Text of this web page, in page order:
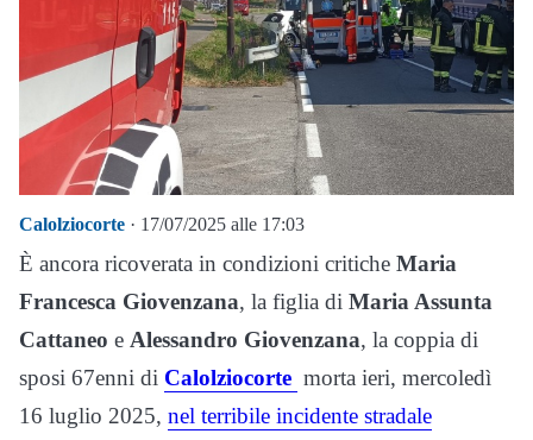
Calolziocorte · 17/07/2025 alle 17:03
È ancora ricoverata in condizioni critiche Maria
Francesca Giovenzana, la figlia di Maria Assunta
Cattaneo e Alessandro Giovenzana, la coppia di
sposi 67enni di Calolziocorte morta ieri, mercoledì
16 luglio 2025, nel terribile incidente stradale